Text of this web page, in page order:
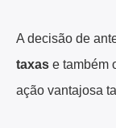
A decisão de
taxas e também
ação vantajosa